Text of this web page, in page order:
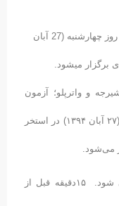
آزمون اولیه چهار شنا مربیگری درجه 3 آقایان روز چهارشنبه (27 آبان
و واترپلو؛ آزمون
مربیگری ۴شنا در بخش آقایان روز چهارشنبه (۲۷ آبان ۱۳۹۴) در استخر
این آزمون رأس ساعت ۹:۰۰ صبح آغاز می شود. ۱۵دقیقه قبل از